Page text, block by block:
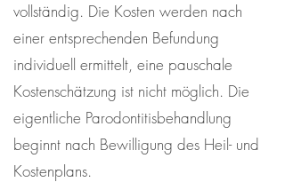
vollständig. Die Kosten werden nach
einer entsprechenden Befundung
individuell ermittelt, eine pauschale
Kostenschätzung ist nicht möglich. Die
eigentliche Parodontitisbehandlung
beginnt nach Bewilligung des Heil- und
Kostenplans.